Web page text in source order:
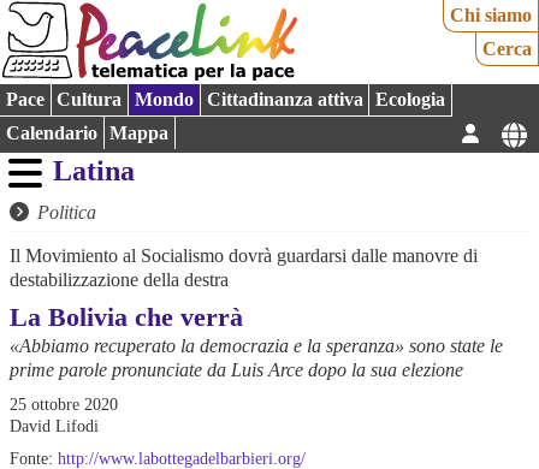
Chi siamo
Cerca
Pace Cultura Mondo Cittadinanza attiva
Ecologia
Calendario
Mappa
Latina
Politica
Il Movimiento al Socialismo dovrà guardarsi dalle manovre di
destabilizzazione della destra
La Bolivia che verrà
«Abbiamo recuperato la democrazia e la speranza» sono state le
prime parole pronunciate da Luis Arce dopo la sua elezione
25 ottobre 2020
David Lifodi
Fonte: http://www.labottegadelbarbieri.org/